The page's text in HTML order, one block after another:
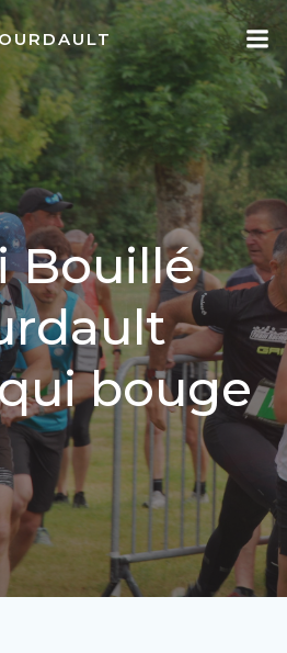
Aller
au
contenu
Bouillé
bouge